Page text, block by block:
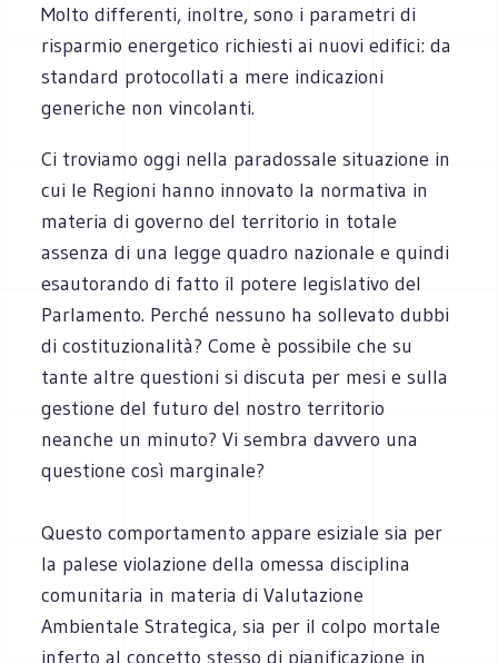
Molto differenti, inoltre, sono i parametri di
risparmio energetico richiesti ai nuovi edifici: da
standard protocollati a mere indicazioni
generiche non vincolanti.
Ci troviamo oggi nella paradossale situazione in
cui le Regioni hanno innovato la normativa in
materia di governo del territorio in totale
assenza di una legge quadro nazionale e quindi
esautorando di fatto il potere legislativo del
Parlamento. Perché nessuno ha sollevato dubbi
di costituzionalità? Come è possibile che su
tante altre questioni si discuta per mesi e sulla
gestione del futuro del nostro territorio
neanche un minuto? Vi sembra davvero una
questione così marginale?
Questo comportamento appare esiziale sia per
la palese violazione della omessa disciplina
comunitaria in materia di Valutazione
Ambientale Strategica, sia per il colpo mortale
inferto al concetto stesso di pianificazione in